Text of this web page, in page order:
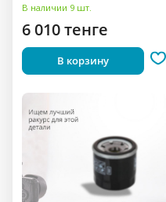
В наличии 9 шт.
6 010 тенге
В корзину